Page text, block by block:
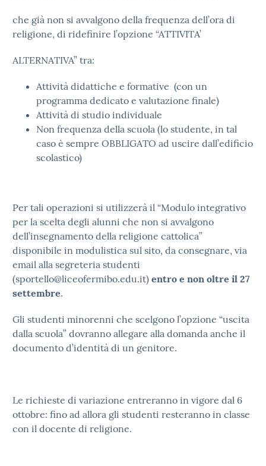
che già non si avvalgono della frequenza dell’ora di
religione, di ridefinire l’opzione “ATTIVITA’
ALTERNATIVA” tra:
Attività didattiche e formative (con un
programma dedicato e valutazione finale)
Attività di studio individuale
Non frequenza della scuola (lo studente, in tal
caso è sempre OBBLIGATO ad uscire dall’edificio
scolastico)
Per tali operazioni si utilizzerà il “Modulo integrativo
per la scelta degli alunni che non si avvalgono
dell’insegnamento della religione cattolica”
disponibile in modulistica sul sito, da consegnare, via
email alla segreteria studenti
(sportello@liceofermibo.edu.it) entro e non oltre il 27
settembre.
Gli studenti minorenni che scelgono l’opzione “uscita
dalla scuola” dovranno allegare alla domanda anche il
documento d’identità di un genitore.
Le richieste di variazione entreranno in vigore dal 6
ottobre: fino ad allora gli studenti resteranno in classe
con il docente di religione.